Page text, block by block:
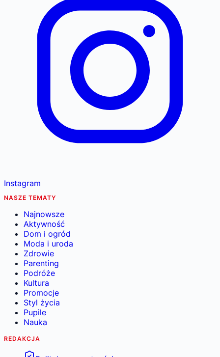
Instagram
NASZE TEMATY
Najnowsze
Aktywność
Dom i ogród
Moda i uroda
Zdrowie
Parenting
Podróże
Kultura
Promocje
Styl życia
Pupile
Nauka
REDAKCJA